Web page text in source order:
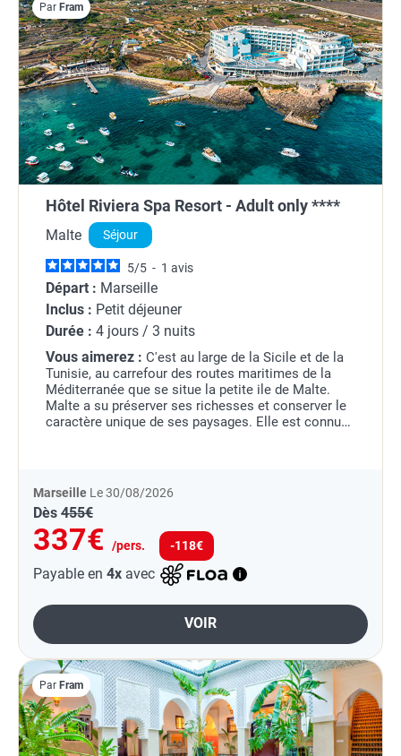
Par Fram
Hôtel Riviera Spa Resort - Adult only ****
Malte Séjour
5/5 - 1 avis
Départ : Marseille
Inclus : Petit déjeuner
Durée : 4 jours / 3 nuits
Vous aimerez : C'est au large de la Sicile et de la
Tunisie, au carrefour des routes maritimes de la
Méditerranée que se situe la petite ile de Malte.
Malte a su préserver ses richesses et conserver le
caractère unique de ses paysages. Elle est connue
Marseille Le 30/08/2026
Dès 455€
337€ /pers. -118€
Payable en 4x avec
VOIR
Par Fram